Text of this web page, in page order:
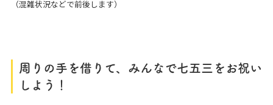
（混雑状況などで前後します）
周りの手を借りて、みんなで七五三をお祝い
しよう！